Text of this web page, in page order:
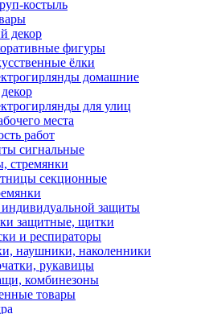
костыль
декор
фигуры
ёлки
домашние
для улиц
места
работ
сигнальные
стремянки
секционные
индивидуальной защиты
защитные, щитки
и респираторы
наушники, наколенники
рукавицы
комбинезоны
товары